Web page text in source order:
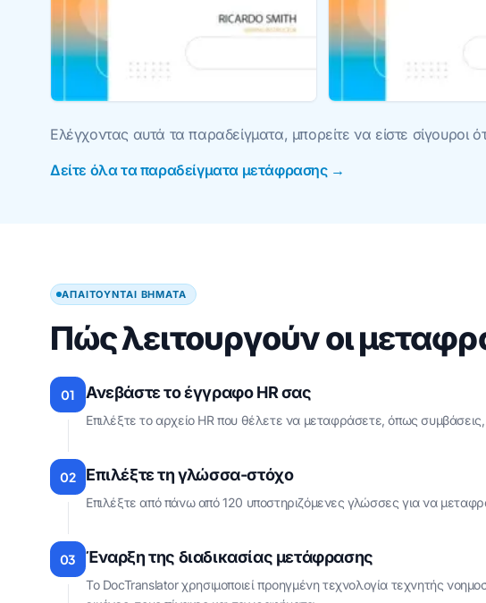
Ελέγχοντας αυτά τα παραδείγματα, μπορείτε να είστε σίγουροι
Δείτε όλα τα παραδείγματα μετάφρασης →
ΑΠΑΙΤΟΎΝΤΑΙ ΒΉΜΑΤΑ
Πώς λειτουργούν οι
01 Ανεβάστε το έγγραφο HR σας
Επιλέξτε το αρχείο HR που θέλετε να μεταφράσετε, όπως
02 Επιλέξτε τη γλώσσα-στόχο
Επιλέξτε από πάνω από 120 υποστηριζόμενες γλώσσες για να
03 Έναρξη της διαδικασίας μετάφρασης
Το DocTranslator χρησιμοποιεί προηγμένη τεχνολογία τεχνητής